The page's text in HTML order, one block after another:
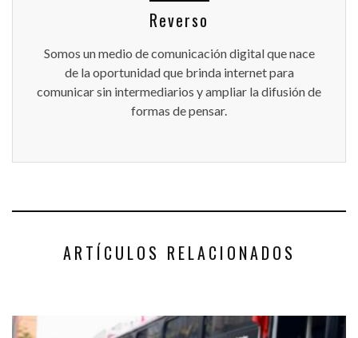
Reverso
Somos un medio de comunicación digital que nace
de la oportunidad que brinda internet para
comunicar sin intermediarios y ampliar la difusión de
formas de pensar.
ARTÍCULOS RELACIONADOS